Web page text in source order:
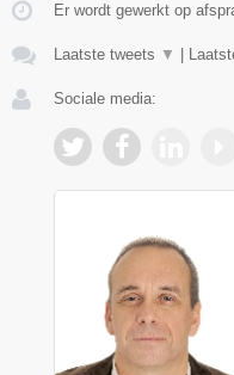
Er wordt gewerkt op
Laatste tweets ▼
Sociale media: